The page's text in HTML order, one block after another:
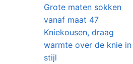
Grote maten sokken
vanaf maat 47
Kniekousen, draag
warmte over de knie in
stijl